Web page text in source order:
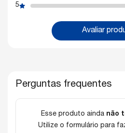
5
Avaliar
Perguntas frequentes
Esse produto ainda não
Utilize o formulário para